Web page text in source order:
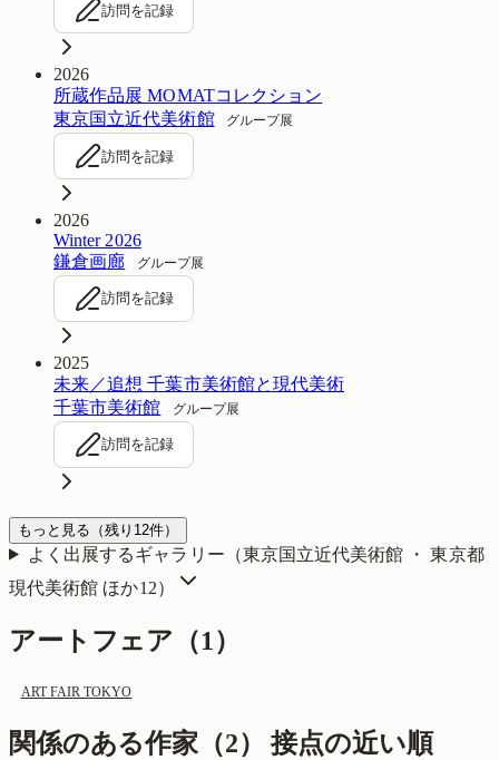
訪問を記録
2026
所蔵作品展 MOMATコレクション
東京国立近代美術館
グループ展
訪問を記録
2026
Winter 2026
鎌倉画廊
グループ展
訪問を記録
2025
未来／追想 千葉市美術館と現代美術
千葉市美術館
グループ展
訪問を記録
もっと見る （残り 12件）
よく出展するギャラリー（東京国立近代美術館 ・ 東京都
現代美術館 ほか12）
アートフェア（1）
ART FAIR TOKYO
関係のある作家（2） 接点の近い順